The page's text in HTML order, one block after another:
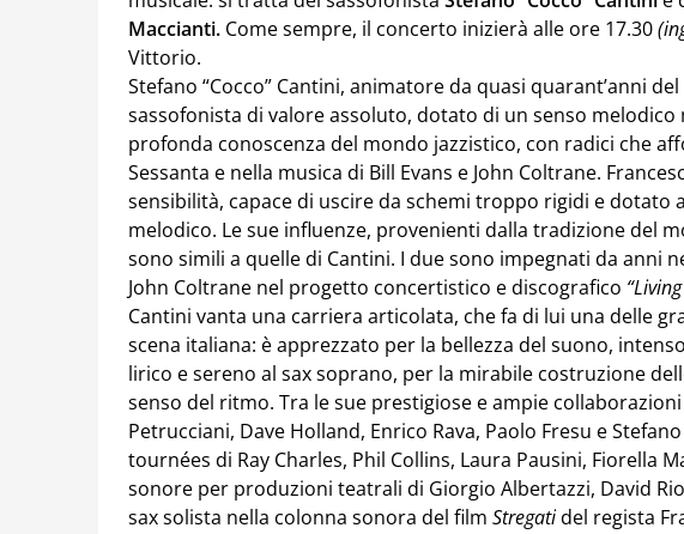
Maccianti. Come sempre, il concerto inizierà alle ore 17.30
Vittorio.
Stefano “Cocco” Cantini, animatore da quasi quarant’anni
sassofonista di valore assoluto, dotato di un senso
profonda conoscenza del mondo jazzistico, con radici che
Sessanta e nella musica di Bill Evans e John Coltrane.
sensibilità, capace di uscire da schemi troppo rigidi e dotato
melodico. Le sue influenze, provenienti dalla tradizione del
sono simili a quelle di Cantini. I due sono impegnati da anni
John Coltrane nel progetto concertistico e discografico
Cantini vanta una carriera articolata, che fa di lui una delle
scena italiana: è apprezzato per la bellezza del suono,
lirico e sereno al sax soprano, per la mirabile costruzione
senso del ritmo. Tra le sue prestigiose e ampie
Petrucciani, Dave Holland, Enrico Rava, Paolo Fresu e
tournées di Ray Charles, Phil Collins, Laura Pausini, Fiorella
sonore per produzioni teatrali di Giorgio Albertazzi, David
sax solista nella colonna sonora del film Stregatidel regista